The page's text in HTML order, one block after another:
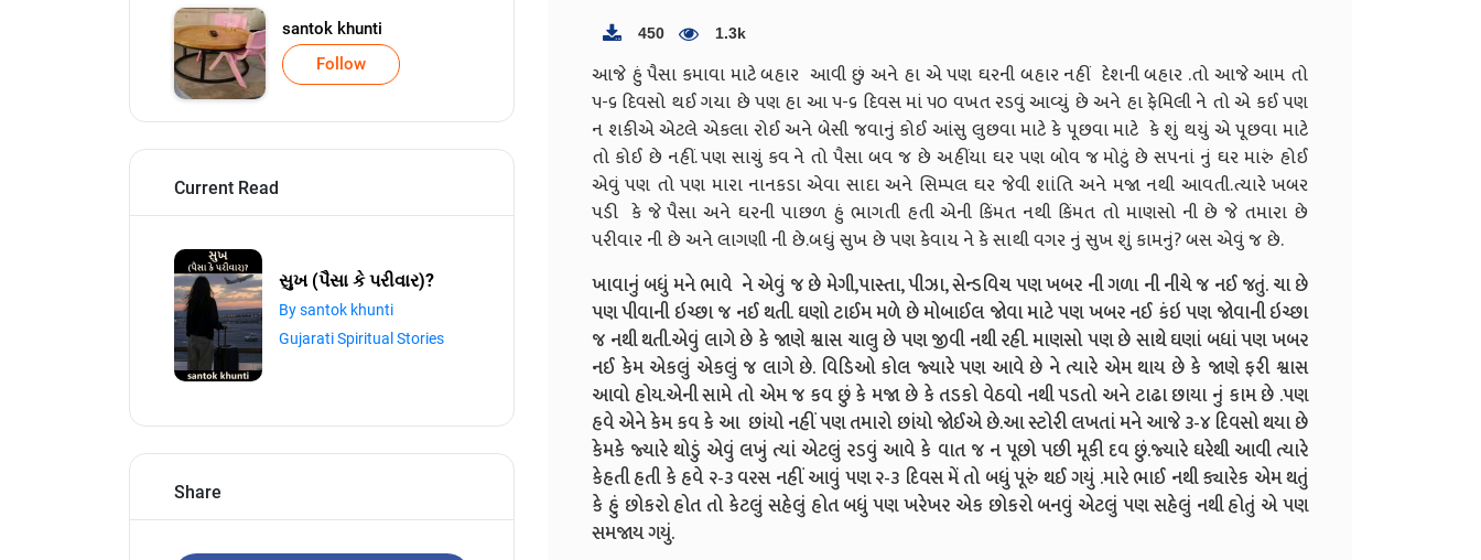
santok khunti
Follow
Current Read
સુખ (પૈસા કે પરીવાર)?
By santok khunti
Gujarati Spiritual Stories
Share
450 1.3k
આજે હું પૈસા કમાવા માટે બહાર આવી છું અને હા એ પણ ઘરની બહાર નહીં દેશની બહાર .તો આજે આમ તો
૫-૬ દિવસો થઈ ગયા છે પણ હા આ ૫-૬ દિવસ માં ૫૦ વખત રડવું આવ્યું છે અને હા ફેમિલી ને તો એ કઈ પણ
ન શકીએ એટલે એકલા રોઈ અને બેસી જવાનું કોઈ આંસુ લુછવા માટે કે પૂછવા માટે કે શું થયું એ પૂછવા માટે
તો કોઈ છે નહીં. પણ સાચું કવ ને તો પૈસા બવ જ છે અહીંયા ઘર પણ બોવ જ મોટું છે સપનાં નું ઘર મારું હોઈ
એવું પણ તો પણ મારા નાનકડા એવા સાદા અને સિમ્પલ ઘર જેવી શાંતિ અને મજા નથી આવતી.ત્યારે ખબર
પડી કે જે પૈસા અને ઘરની પાછળ હું ભાગતી હતી એની કિંમત નથી કિંમત તો માણસો ની છે જે તમારા છે
પરીવાર ની છે અને લાગણી ની છે.બધું સુખ છે પણ કેવાય ને કે સાથી વગર નું સુખ શું કામનું? બસ એવું જ છે.
ખાવાનું બધું મને ભાવે ને એવું જ છે મેગી,પાસ્તા, પીઝા, સેન્ડવિચ પણ ખબર ની ગળા ની નીચે જ નઈ જતું. ચા છે
પણ પીવાની ઇચ્છા જ નઈ થતી. ઘણો ટાઈમ મળે છે મોબાઈલ જોવા માટે પણ ખબર નઈ કંઇ પણ જોવાની ઇચ્છા
જ નથી થતી.એવું લાગે છે કે જાણે શ્વાસ ચાલુ છે પણ જીવી નથી રહી. માણસો પણ છે સાથે ઘણાં બધાં પણ ખબર
નઈ કેમ એકલું એકલું જ લાગે છે. વિડિઓ કોલ જ્યારે પણ આવે છે ને ત્યારે એમ થાય છે કે જાણે ફરી શ્વાસ
આવો હોય.એની સામે તો એમ જ કવ છું કે મજા છે કે તડકો વેઠવો નથી પડતો અને ટાઢા છાયા નું કામ છે .પણ
હવે એને કેમ કવ કે આ છાંયો નહીં પણ તમારો છાંયો જોઈએ છે.આ સ્ટોરી લખતાં મને આજે ૩-૪ દિવસો થયા છે
કેમકે જ્યારે થોડું એવું લખું ત્યાં એટલું રડવું આવે કે વાત જ ન પૂછો પછી મૂકી દવ છું.જ્યારે ઘરેથી આવી ત્યારે
કેહતી હતી કે હવે ૨-૩ વરસ નહીં આવું પણ ૨-૩ દિવસ મેં તો બધું પૂરું થઈ ગયું .મારે ભાઈ નથી ક્યારેક એમ થતું
કે હું છોકરો હોત તો કેટલું સહેલું હોત બધું પણ ખરેખર એક છોકરો બનવું એટલું પણ સહેલું નથી હોતું એ પણ
સમજાય ગયું.